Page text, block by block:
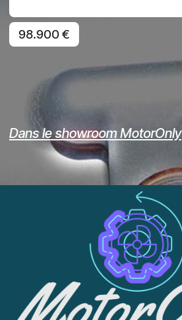
98.900 €
Dans le showroom MotorOnly